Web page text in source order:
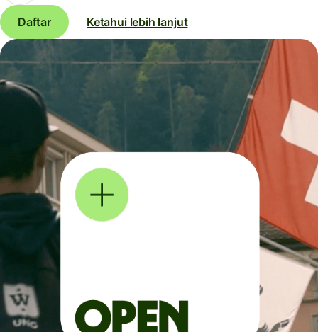
Daftar Ketahui lebih lanjut